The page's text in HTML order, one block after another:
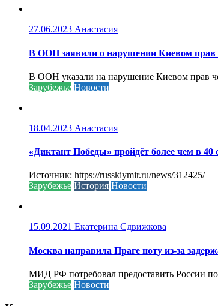
27.06.2023 Анастасия
В ООН заявили о нарушении Киевом прав
В ООН указали на нарушение Киевом прав
Зарубежье Новости
18.04.2023 Анастасия
«Диктант Победы» пройдёт более чем в 40
Источник: https://russkiymir.ru/news/312425/
Зарубежье История Новости
15.09.2021 Екатерина Сдвижкова
Москва направила Праге ноту из-за
МИД РФ потребовал предоставить России
Зарубежье Новости